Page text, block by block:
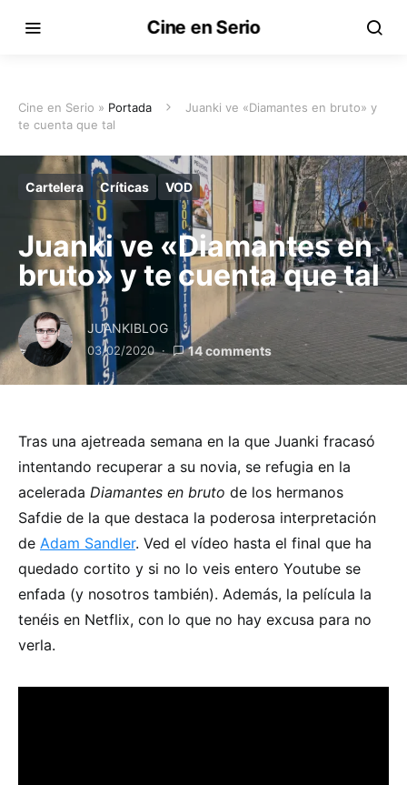
Cine en Serio
Cine en Serio » Portada
Juanki ve «Diamantes en bruto» y
te cuenta que tal
Cartelera Críticas VOD
Juanki ve «Diamantes en
bruto» y te cuenta que tal
JUANKIBLOG
03/02/2020 14 comments
Tras una ajetreada semana en la que Juanki fracasó
intentando recuperar a su novia, se refugia en la
acelerada Diamantes en bruto de los hermanos
Safdie de la que destaca la poderosa interpretación
de Adam Sandler. Ved el vídeo hasta el final que ha
quedado cortito y si no lo veis entero Youtube se
enfada (y nosotros también). Además, la película la
tenéis en Netflix, con lo que no hay excusa para no
verla.